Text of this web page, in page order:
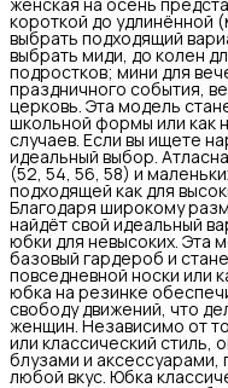
короткой до удлинённой
выбрать подходящий
выбрать миди, до колен
подростков; мини для
праздничного события,
церковь. Эта модель
школьной формы или как
случаев. Если вы ищете
идеальный выбор.
(52, 54, 56, 58) и
подходящей как для
Благодаря широкому
найдёт свой идеальный
юбки для невысоких. Эта
базовый гардероб и
повседневной носки или
юбка на резинке
свободу движений, что
женщин. Независимо от
или классический стиль,
блузами и аксессуарами,
любой вкус. Юбка